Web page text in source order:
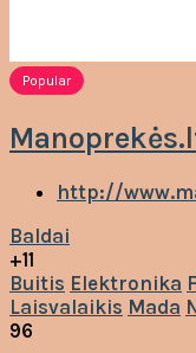
Popular
http://
Baldai
+11
Buitis Elektronika
Laisvalaikis Mada
96